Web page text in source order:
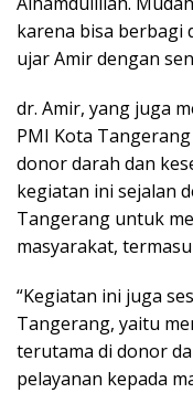
karena bisa berbagi
ujar Amir dengan
dr. Amir, yang juga
PMI Kota
donor darah dan
kegiatan ini sejalan
Tangerang untuk
masyarakat,
“Kegiatan ini juga
Tangerang, yaitu
terutama di donor
pelayanan kepada